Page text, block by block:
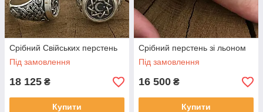
Срібний Свійських перстень
Під замовлення
18 125 ₴
Купити
Срібний перстень зі льоном
Під замовлення
16 500 ₴
Купити